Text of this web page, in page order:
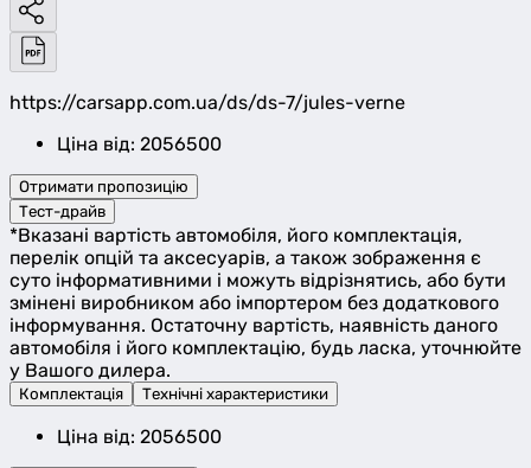
https://carsapp.com.ua/ds/ds-7/jules-verne
Ціна від: 2056500
Отримати пропозицію
Тест-драйв
*Вказані вартість автомобіля, його комплектація,
перелік опцій та аксесуарів, а також зображення є
суто інформативними і можуть відрізнятись, або бути
змінені виробником або імпортером без додаткового
інформування. Остаточну вартість, наявність даного
автомобіля і його комплектацію, будь ласка, уточнюйте
у Вашого дилера.
Комплектація Технічні характеристики
Ціна від: 2056500